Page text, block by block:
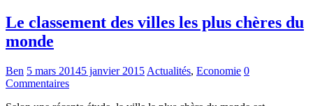
Le classement des villes les plus chères du
monde
Ben 5 mars 20145 janvier 2015 Actualités, Economie 0
Commentaires